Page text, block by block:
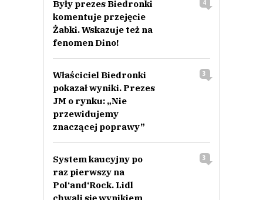
Były prezes Biedronki
komentuje przejęcie
Żabki. Wskazuje też na
fenomen Dino!
4
Właściciel Biedronki
pokazał wyniki. Prezes
JM o rynku: „Nie
przewidujemy
znaczącej poprawy”
3
System kaucyjny po
raz pierwszy na
Pol‘and‘Rock. Lidl
3